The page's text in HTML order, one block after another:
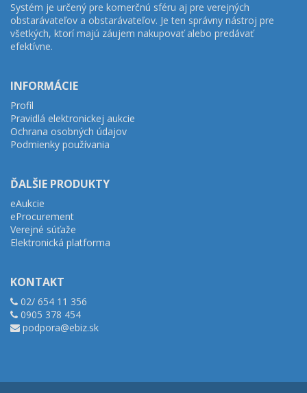
Systém je určený pre komerčnú sféru aj pre verejných
obstarávateľov a obstarávateľov. Je ten správny nástroj pre
všetkých, ktorí majú záujem nakupovať alebo predávať
efektívne.
INFORMÁCIE
Profil
Pravidlá elektronickej aukcie
Ochrana osobných údajov
Podmienky používania
ĎALŠIE PRODUKTY
eAukcie
eProcurement
Verejné súťaže
Elektronická platforma
KONTAKT
02/ 654 11 356
0905 378 454
podpora@ebiz.sk